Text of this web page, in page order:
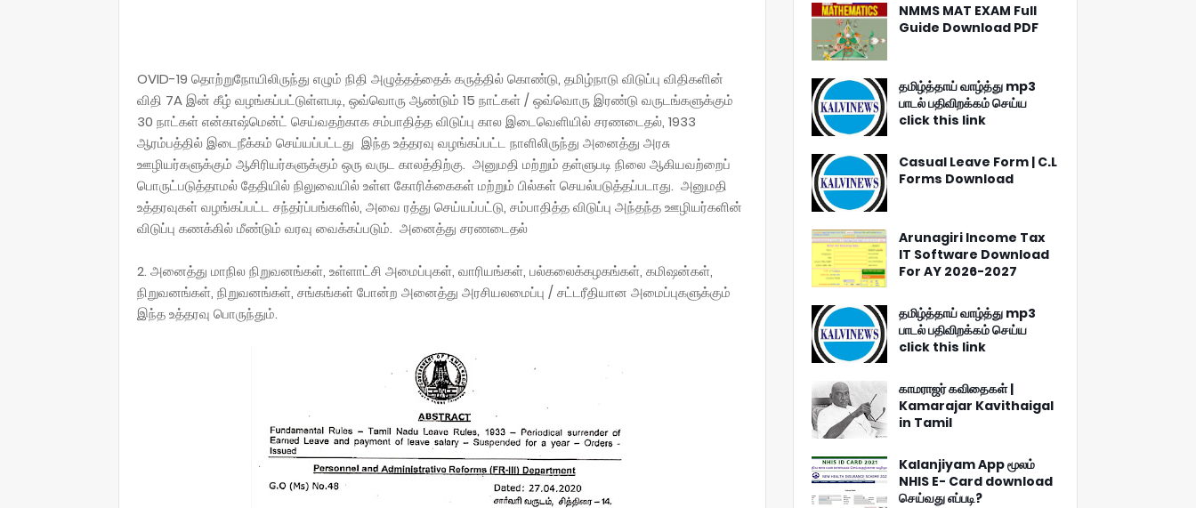
OVID-19 தொற்றுநோயிலிருந்து எழும் நிதி அழுத்தத்தைக் கருத்தில் கொண்டு, தமிழ்நாடு விடுப்பு விதிகளின்
விதி 7A இன் கீழ் வழங்கப்பட்டுள்ளபடி, ஒவ்வொரு ஆண்டும் 15 நாட்கள் / ஒவ்வொரு இரண்டு வருடங்களுக்கும்
30 நாட்கள் என்காஷ்மென்ட் செய்வதற்காக சம்பாதித்த விடுப்பு கால இடைவெளியில் சரணடைதல், 1933
ஆரம்பத்தில் இடைநீக்கம் செய்யப்பட்டது இந்த உத்தரவு வழங்கப்பட்ட நாளிலிருந்து அனைத்து அரசு
ஊழியர்களுக்கும் ஆசிரியர்களுக்கும் ஒரு வருட காலத்திற்கு. அனுமதி மற்றும் தள்ளுபடி நிலை ஆகியவற்றைப்
பொருட்படுத்தாமல் தேதியில் நிலுவையில் உள்ள கோரிக்கைகள் மற்றும் பில்கள் செயல்படுத்தப்படாது. அனுமதி
உத்தரவுகள் வழங்கப்பட்ட சந்தர்ப்பங்களில், அவை ரத்து செய்யப்பட்டு, சம்பாதித்த விடுப்பு அந்தந்த ஊழியர்களின்
விடுப்பு கணக்கில் மீண்டும் வரவு வைக்கப்படும். அனைத்து சரணடைதல்
2. அனைத்து மாநில நிறுவனங்கள், உள்ளாட்சி அமைப்புகள், வாரியங்கள், பல்கலைக்கழகங்கள், கமிஷன்கள்,
நிறுவனங்கள், நிறுவனங்கள், சங்கங்கள் போன்ற அனைத்து அரசியலமைப்பு / சட்டரீதியான அமைப்புகளுக்கும்
இந்த உத்தரவு பொருந்தும்.
NMMS MAT EXAM Full
Guide Download PDF
தமிழ்த்தாய் வாழ்த்து mp3
பாடல் பதிவிறக்கம் செய்ய
click this link
Casual Leave Form | C.L
Forms Download
Arunagiri Income Tax
IT Software Download
For AY 2026-2027
தமிழ்த்தாய் வாழ்த்து mp3
பாடல் பதிவிறக்கம் செய்ய
click this link
காமராஜர் கவிதைகள் |
Kamarajar Kavithaigal
in Tamil
Kalanjiyam App மூலம்
NHIS E- Card download
செய்வது எப்படி?